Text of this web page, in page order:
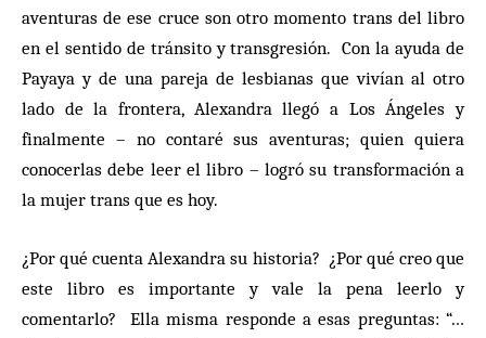
aventuras de ese cruce son otro momento trans del libro
en el sentido de tránsito y transgresión. Con la ayuda de
Payaya y de una pareja de lesbianas que vivían al otro
lado de la frontera, Alexandra llegó a Los Ángeles y
finalmente – no contaré sus aventuras; quien quiera
conocerlas debe leer el libro – logró su transformación a
la mujer trans que es hoy.
¿Por qué cuenta Alexandra su historia? ¿Por qué creo que
este libro es importante y vale la pena leerlo y
comentarlo? Ella misma responde a esas preguntas: “…